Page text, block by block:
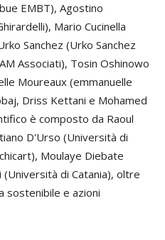
EMBT), Agostino
Mario Cucinella
Sanchez (Urko Sanchez
Associati), Tosin Oshinowo
Moureaux (emmanuelle
Driss Kettani e Mohamed
è composto da Raoul
D'Urso (Università di
Moulaye Diebate
(Università di Catania), oltre
sostenibile e azioni